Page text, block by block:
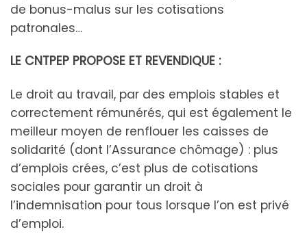
de bonus-malus sur les cotisations
patronales…
LE CNTPEP PROPOSE ET REVENDIQUE :
Le droit au travail, par des emplois stables et
correctement rémunérés, qui est également le
meilleur moyen de renflouer les caisses de
solidarité (dont l’Assurance chômage) : plus
d’emplois crées, c’est plus de cotisations
sociales pour garantir un droit à
l’indemnisation pour tous lorsque l’on est privé
d’emploi.